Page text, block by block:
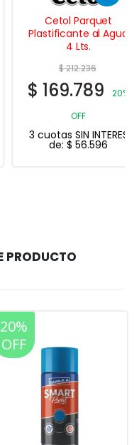
Cetol Parquet
Plastificante al Agua
212.236
169.789
20%
3 cuotas SIN INTERES
56.596
20%
OFF